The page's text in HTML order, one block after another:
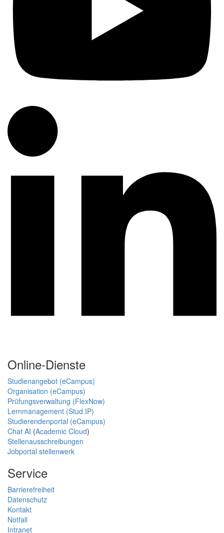
Online-Dienste
Studienangebot (eCampus)
Organisation (eCampus)
Prüfungsverwaltung (FlexNow)
Lernmanagement (Stud.IP)
Studierendenportal (eCampus)
Chat AI (Academic Cloud)
Stellenausschreibungen
Jobportal stellenwerk
Service
Barrierefreiheit
Datenschutz
Kontakt
Notfall
Intranet